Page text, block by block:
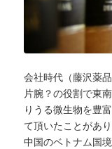
会社時代（藤沢薬
片腕？の役割で東
りうる微生物を豊
て頂いたことがあ
中国のベトナム国